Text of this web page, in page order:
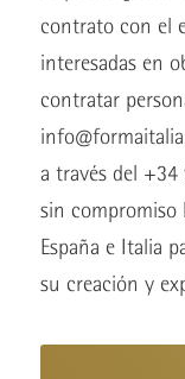
contrato con el
interesadas en
contratar
a través del +34
sin compromiso
España e Italia
su creación y